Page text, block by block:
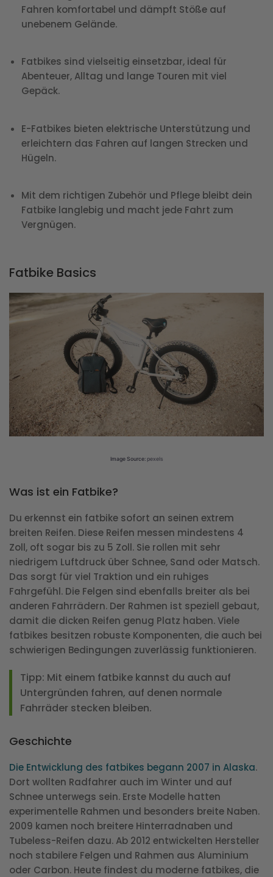
Fahren komfortabel und dämpft Stöße auf
unebenem Gelände.
Fatbikes sind vielseitig einsetzbar, ideal für
Abenteuer, Alltag und lange Touren mit viel
Gepäck.
E-Fatbikes bieten elektrische Unterstützung und
erleichtern das Fahren auf langen Strecken und
Hügeln.
Mit dem richtigen Zubehör und Pflege bleibt dein
Fatbike langlebig und macht jede Fahrt zum
Vergnügen.
Fatbike Basics
Image Source: pexels
Was ist ein Fatbike?
Du erkennst ein fatbike sofort an seinen extrem
breiten Reifen. Diese Reifen messen mindestens 4
Zoll, oft sogar bis zu 5 Zoll. Sie rollen mit sehr
niedrigem Luftdruck über Schnee, Sand oder Matsch.
Das sorgt für viel Traktion und ein ruhiges
Fahrgefühl. Die Felgen sind ebenfalls breiter als bei
anderen Fahrrädern. Der Rahmen ist speziell gebaut,
damit die dicken Reifen genug Platz haben. Viele
fatbikes besitzen robuste Komponenten, die auch bei
schwierigen Bedingungen zuverlässig funktionieren.
Tipp: Mit einem fatbike kannst du auch auf
Untergründen fahren, auf denen normale
Fahrräder stecken bleiben.
Geschichte
Die Entwicklung des fatbikes begann 2007 in Alaska.
Dort wollten Radfahrer auch im Winter und auf
Schnee unterwegs sein. Erste Modelle hatten
experimentelle Rahmen und besonders breite Naben.
2009 kamen noch breitere Hinterradnaben und
Tubeless-Reifen dazu. Ab 2012 entwickelten Hersteller
noch stabilere Felgen und Rahmen aus Aluminium
oder Carbon. Heute findest du moderne fatbikes, die